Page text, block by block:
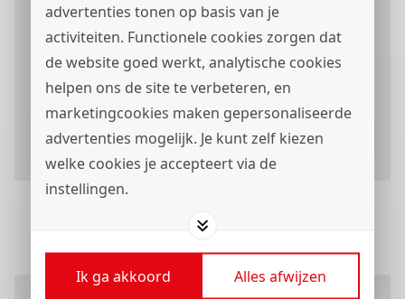
advertenties tonen op basis van je
activiteiten. Functionele cookies zorgen dat
de website goed werkt, analytische cookies
helpen ons de site te verbeteren, en
marketingcookies maken gepersonaliseerde
advertenties mogelijk. Je kunt zelf kiezen
welke cookies je accepteert via de
instellingen.
Ik ga akkoord Alles afwijzen
Ik ga akkoord met hetprivacystatement en ik
wil berichten via
ontvangen.
Verstuur je sollicitatieformulier